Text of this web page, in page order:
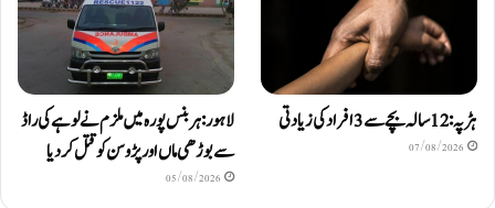
ہڑپہ: 12 سالہ بچے سے 3 افراد کی زیادتی
07/08/2026
لاہور: ہربنس پورہ میں ملزم نے لوہے کی راڈ
سے بوڑھی ماں اور پڑوسن کو قتل کر دیا
05/08/2026